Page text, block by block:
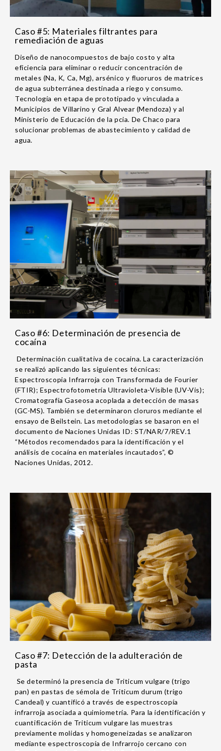
Caso #5: Materiales filtrantes para
remediación de aguas
Diseño de nanocompuestos de bajo costo y alta
eficiencia para eliminar o reducir concentración de
metales (Na, K, Ca, Mg), arsénico y fluoruros de matrices
de agua subterránea destinada a riego y consumo.
Tecnología en etapa de prototipado y vinculada a
Municipios de Villarino y Gral Alvear (Mendoza) y al
Ministerio de Educación de la pcia. De Chaco para
solucionar problemas de abastecimiento y calidad de
agua.
Caso #6: Determinación de presencia de
cocaína
Determinación cualitativa de cocaína. La caracterización
se realizó aplicando las siguientes técnicas:
Espectroscopia Infrarroja con Transformada de Fourier
(FTIR); Espectrofotometría Ultravioleta-Visible (UV-Vis);
Cromatografía Gaseosa acoplada a detección de masas
(GC-MS). También se determinaron cloruros mediante el
ensayo de Beilstein. Las metodologías se basaron en el
documento de Naciones Unidas ID: ST/NAR/7/REV.1
“Métodos recomendados para la identificación y el
análisis de cocaína en materiales incautados”, ©
Naciones Unidas, 2012.
Caso #7: Detección de la adulteración de
pasta
Se determinó la presencia de Triticum vulgare (trigo
pan) en pastas de sémola de Triticum durum (trigo
Candeal) y cuantificó a través de espectroscopía
infrarroja asociada a quimiometría. Para la identificación y
cuantificación de Triticum vulgare las muestras
previamente molidas y homogeneizadas se analizaron
mediante espectroscopía de Infrarrojo cercano con